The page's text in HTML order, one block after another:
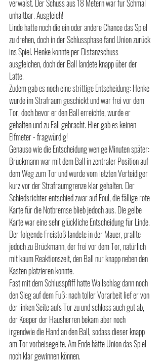
verwaist. Der Schuss aus 18 Metern war für Schmal
unhaltbar. Ausgleich!
Linde hatte noch die ein oder andere Chance das Spiel
zu drehen, doch in der Schlussphase fand Union zurück
ins Spiel. Henke konnte per Distanzschuss
ausgleichen, doch der Ball landete knapp über der
Latte.
Zudem gab es noch eine strittige Entscheidung: Henke
wurde im Strafraum geschickt und war frei vor dem
Tor, doch bevor er den Ball erreichte, wurde er
gehalten und zu Fall gebracht. Hier gab es keinen
Elfmeter - fragwürdig!
Genauso wie die Entscheidung wenige Minuten später:
Brückmann war mit dem Ball in zentraler Position auf
dem Weg zum Tor und wurde vom letzten Verteidiger
kurz vor der Strafraumgrenze klar gehalten. Der
Schiedsrichter entschied zwar auf Foul, die fällige rote
Karte für die Notbremse blieb jedoch aus. Die gelbe
Karte war eine sehr glückliche Entscheidung für Linde.
Der folgende Freistoß landete in der Mauer, prallte
jedoch zu Brückmann, der frei vor dem Tor, natürlich
mit kaum Reaktionszeit, den Ball nur knapp neben den
Kasten platzieren konnte.
Fast mit dem Schlusspfiff hatte Wallschlag dann noch
den Sieg auf dem Fuß: nach toller Vorarbeit lief er von
der linken Seite aufs Tor zu und schloss auch gut ab,
der Keeper der Hausherren bekam aber noch
irgendwie die Hand an den Ball, sodass dieser knapp
am Tor vorbeisegelte. Am Ende hätte Union das Spiel
noch klar gewinnen können.